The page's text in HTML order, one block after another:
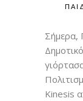
Σήμερα,
Kinesis